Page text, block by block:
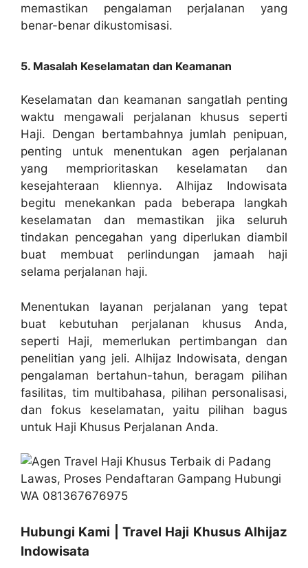
memastikan pengalaman perjalanan yang
benar-benar dikustomisasi.
5. Masalah Keselamatan dan Keamanan
Keselamatan dan keamanan sangatlah penting
waktu mengawali perjalanan khusus seperti
Haji. Dengan bertambahnya jumlah penipuan,
penting untuk menentukan agen perjalanan
yang memprioritaskan keselamatan dan
kesejahteraan kliennya. Alhijaz Indowisata
begitu menekankan pada beberapa langkah
keselamatan dan memastikan jika seluruh
tindakan pencegahan yang diperlukan diambil
buat membuat perlindungan jamaah haji
selama perjalanan haji.
Menentukan layanan perjalanan yang tepat
buat kebutuhan perjalanan khusus Anda,
seperti Haji, memerlukan pertimbangan dan
penelitian yang jeli. Alhijaz Indowisata, dengan
pengalaman bertahun-tahun, beragam pilihan
fasilitas, tim multibahasa, pilihan personalisasi,
dan fokus keselamatan, yaitu pilihan bagus
untuk Haji Khusus Perjalanan Anda.
Hubungi Kami | Travel Haji Khusus Alhijaz
Indowisata